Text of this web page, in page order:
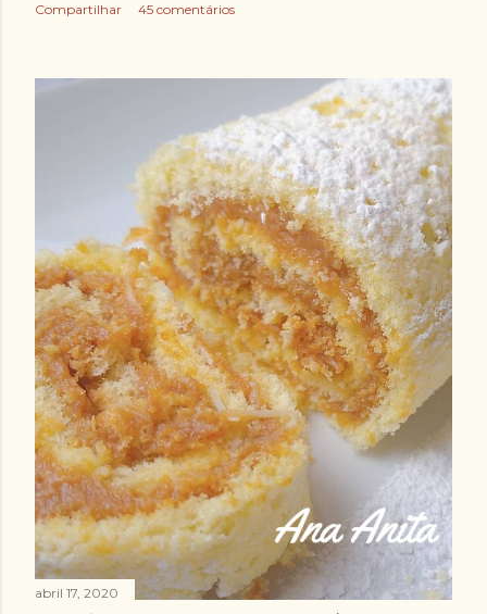
Compartilhar 45 comentários
abril 17, 2020